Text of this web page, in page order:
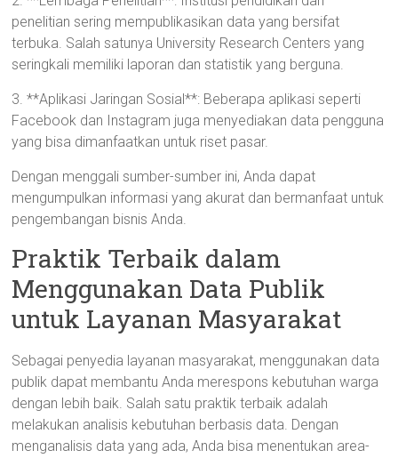
penelitian sering mempublikasikan data yang bersifat
terbuka. Salah satunya University Research Centers yang
seringkali memiliki laporan dan statistik yang berguna.
3. **Aplikasi Jaringan Sosial**: Beberapa aplikasi seperti
Facebook dan Instagram juga menyediakan data pengguna
yang bisa dimanfaatkan untuk riset pasar.
Dengan menggali sumber-sumber ini, Anda dapat
mengumpulkan informasi yang akurat dan bermanfaat untuk
pengembangan bisnis Anda.
Praktik Terbaik dalam
Menggunakan Data Publik
untuk Layanan Masyarakat
Sebagai penyedia layanan masyarakat, menggunakan data
publik dapat membantu Anda merespons kebutuhan warga
dengan lebih baik. Salah satu praktik terbaik adalah
melakukan analisis kebutuhan berbasis data. Dengan
menganalisis data yang ada, Anda bisa menentukan area-